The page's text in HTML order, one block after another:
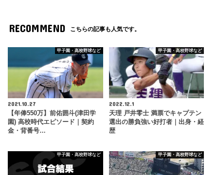
RECOMMEND こちらの記事も人気です。
甲子園・高校野球など
2021.10.27
【年俸550万】前佑囲斗(津田学
園) 高校時代エピソード｜契約
金・背番号…
甲子園・高校野球など
2022.12.1
天理 戸井零士 満票でキャプテン
選出の勝負強い好打者｜出身・経
歴
甲子園・高校野球など 甲子園・高校野球など